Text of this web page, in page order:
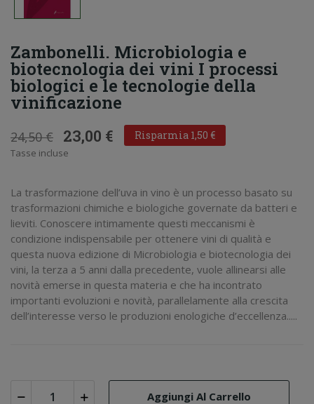
Zambonelli. Microbiologia e
biotecnologia dei vini I processi
biologici e le tecnologie della
vinificazione
24,50 € 23,00 € Risparmia 1,50 €
Tasse incluse
La trasformazione dell’uva in vino è un processo basato su
trasformazioni chimiche e biologiche governate da batteri e
lieviti. Conoscere intimamente questi meccanismi è
condizione indispensabile per ottenere vini di qualità e
questa nuova edizione di Microbiologia e biotecnologia dei
vini, la terza a 5 anni dalla precedente, vuole allinearsi alle
novità emerse in questa materia e che ha incontrato
importanti evoluzioni e novità, parallelamente alla crescita
dell’interesse verso le produzioni enologiche d’eccellenza.....
Aggiungi Al Carrello